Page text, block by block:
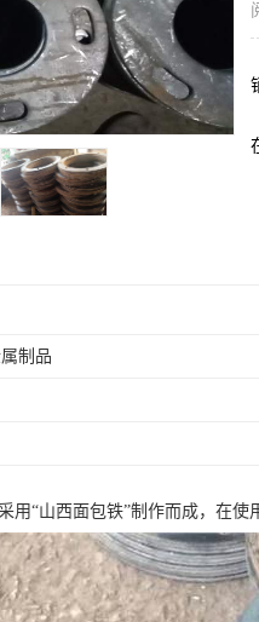
制品
用“山西面包铁”制作而成，在使